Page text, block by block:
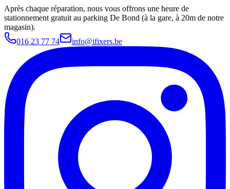
Après chaque réparation, nous vous offrons une heure de
stationnement gratuit au parking De Bond (à la gare, à 20m de notre
magasin).
016 23 77 74
info@ifixers.be